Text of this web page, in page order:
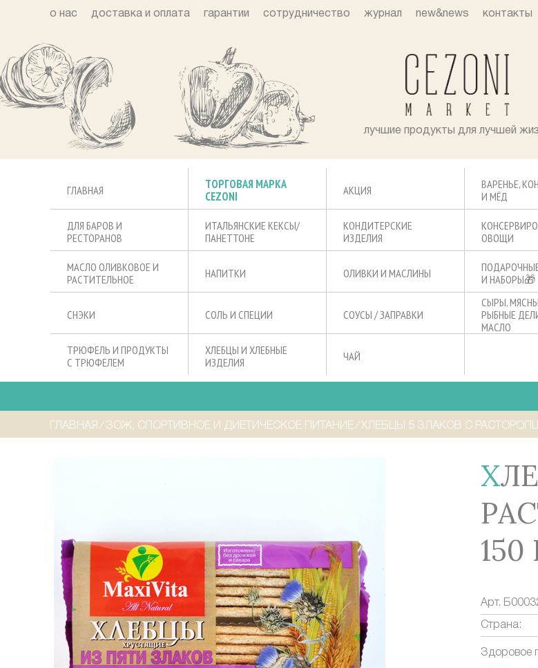
о нас доставка и оплата гарантии сотрудничество журнал new&news контакты
лучшие продукты для лучшей
ГЛАВНАЯ
ТОРГОВАЯ МАРКА
CEZONI
АКЦИЯ
ВАРЕНЬЕ,
И МЁД
ДЛЯ БАРОВ И
РЕСТОРАНОВ
ИТАЛЬЯНСКИЕ КЕКСЫ/
ПАНЕТТОНЕ
КОНДИТЕРСКИЕ
ИЗДЕЛИЯ
ОВОЩИ
МАСЛО ОЛИВКОВОЕ И
РАСТИТЕЛЬНОЕ
НАПИТКИ ОЛИВКИ И МАСЛИНЫ
И НАБОРЫ🎁
СНЭКИ СОЛЬ И СПЕЦИИ СОУСЫ / ЗАПРАВКИ
СЫРЫ,
РЫБНЫЕ
МАСЛО
ТРЮФЕЛЬ И ПРОДУКТЫ
С ТРЮФЕЛЕМ
ХЛЕБЦЫ И ХЛЕБНЫЕ
ИЗДЕЛИЯ
ЧАЙ
ГЛАВНАЯ ⁄ ЗОЖ, СПОРТИВНОЕ И ДИЕТИЧЕСКОЕ ПИТАНИЕ ⁄ ХЛЕБЦЫ 5 ЗЛАКОВ С
ХЛЕБЦЫ 5 ЗЛАКОВ С
150
Арт.
Страна:
Здоровое